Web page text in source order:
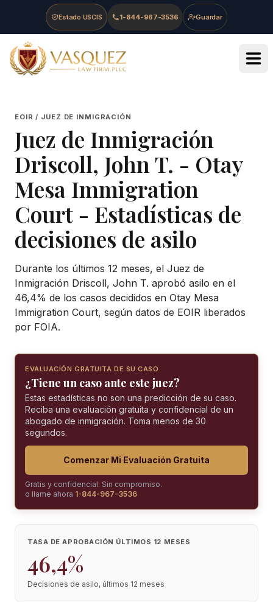
Skip to main content
Skip to navigation
Skip to footer
Estado USCIS 1-844-967-3536 Guardar
Vasquez Law Firm - Home
EOIR / JUEZ DE INMIGRACIÓN
Juez de Inmigración
Driscoll, John T. - Otay
Mesa Immigration
Court - Estadísticas de
decisiones de asilo
Durante los últimos 12 meses, el Juez de
Inmigración Driscoll, John T. aprobó asilo en el
46,4% de los casos decididos en Otay Mesa
Immigration Court, según datos de EOIR liberados
por FOIA.
EVALUACIÓN GRATUITA DE SU CASO
¿Tiene un caso ante este juez?
Estas estadísticas no son una predicción de su caso.
Reciba una evaluación gratuita y confidencial de un
abogado de inmigración. Toma menos de 30
segundos.
Comenzar Mi Evaluación Gratuita
Gratis y confidencial. Sin compromiso.
o llame ahora 1-844-967-3536
TASA DE APROBACIÓN ÚLTIMOS 12 MESES
46,4%
Decisiones de asilo, últimos 12 meses